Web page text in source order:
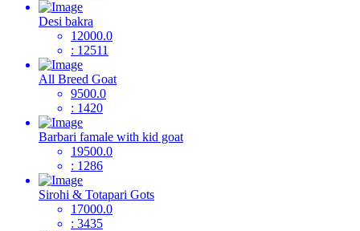
Desi bakra
12000.0
: 12511
All Breed Goat
9500.0
: 1420
Barbari famale with kid goat
19500.0
: 1286
Sirohi & Totapari Gots
17000.0
: 3435